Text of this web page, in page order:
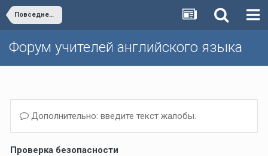
Повседневная работа учителя
Форум учителей английского языка
Дополнительно: введите текст жалобы.
Проверка безопасности